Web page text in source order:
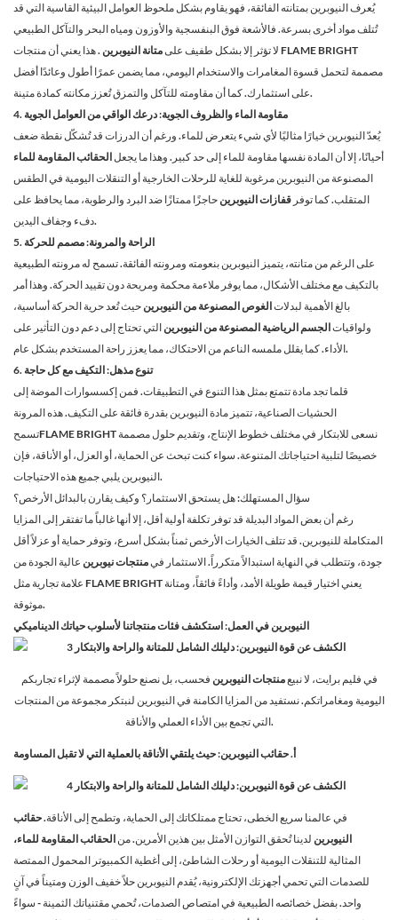
يُعرف النيوبرين بمتانته الفائقة، فهو يقاوم بشكل ملحوظ العوامل البيئية القاسية التي قد
تُتلف مواد أخرى بسرعة. فالأشعة فوق البنفسجية والأوزون ومياه البحر والتآكل الطبيعي
لا تؤثر إلا بشكل طفيف علىمتانة النيوبرين
FLAME BRIGHT
مصممة لتحمل قسوة المغامرات والاستخدام اليومي، مما يضمن عمرًا أطول وعائدًا أفضل
على استثمارك. كما أن مقاومته للتآكل والتمزق تُعزز مكانته كمادة متينة.
4. مقاومة الماء والظروف الجوية: درعك الواقي من العوامل الجوية
يُعدّ النيوبرين خيارًا مثاليًا لأي شيء يتعرض للماء. ورغم أن الدرزات قد تُشكّل نقطة ضعف
أحيانًا، إلا أن المادة نفسها مقاومة للماء إلى حد كبير. وهذا ما يجعلالحقائب المقاومة للماء
المصنوعة من النيوبرين مرغوبة للغاية للرحلات الخارجية أو التنقلات اليومية في الطقس
المتقلب. كما توفر قفازات النيوبرينحاجزًا ممتازًا ضد البرد والرطوبة، مما يحافظ على
دفء وجفاف اليدين.
5. الراحة والمرونة: مصمم للحركة
على الرغم من متانته، يتميز النيوبرين بنعومته ومرونته الفائقة. تسمح له مرونته الطبيعية
بالتكيف مع مختلف الأشكال، مما يوفر ملاءمة محكمة ومريحة دون تقييد الحركة. وهذا أمر
بالغ الأهمية لبدلاتالغوص المصنوعة من النيوبرينحيث تُعد حرية الحركة أساسية،
ولواقياتالجسم الرياضية المصنوعة من النيوبرينالتي تحتاج إلى دعم دون التأثير على
الأداء. كما يقلل ملمسه الناعم من الاحتكاك، مما يعزز راحة المستخدم بشكل عام.
6. تنوع مذهل: التكيف مع كل حاجة
قلما تجد مادة تتمتع بمثل هذا التنوع في التطبيقات. فمن إكسسوارات الموضة إلى
الحشيات الصناعية، تتميز مادة النيوبرين بقدرة فائقة على التكيف. هذه المرونة
تسمحFLAME BRIGHT
خصيصًا لتلبية احتياجاتك المتنوعة. سواء كنت تبحث عن الحماية، أو العزل، أو الأناقة، فإن
النيوبرين يلبي جميع هذه الاحتياجات.
سؤال المستهلك: هل يستحق الاستثمار؟ وكيف يقارن بالبدائل الأرخص؟
رغم أن بعض المواد البديلة قد توفر تكلفة أولية أقل، إلا أنها غالباً ما تفتقر إلى المزايا
المتكاملة للنيوبرين. قد تتلف الخيارات الأرخص ثمناً بشكل أسرع، وتوفر حماية أو عزلاً أقل
جودة، وتتطلب في النهاية استبدالاً متكرراً. الاستثمار فيمنتجات نيوبرين عالية الجودة من
علامة تجارية مثل FLAME BRIGHT يعني اختيار قيمة طويلة الأمد، وأداءً فائقاً، ومتانة
موثوقة.
النيوبرين في العمل: استكشف فئات منتجاتنا لأسلوب حياتك الديناميكي
في فليم برايت، لا نبيعمنتجات النيوبرين فحسب، بل نصنع حلولاً مصممة لإثراء تجاربكم
اليومية ومغامراتكم. نستفيد من المزايا الكامنة في النيوبرين لنبتكر مجموعة من المنتجات
التي تجمع بين الأداء العملي والأناقة.
أ. حقائب النيوبرين: حيث يلتقي الأناقة بالعملية التي لا تقبل المساومة
في عالمنا سريع الخطى، تحتاج ممتلكاتك إلى الحماية، وتطمح إلى الأناقة.حقائب
النيوبرين لدينا تُحقق التوازن الأمثل بين هذين الأمرين. من الحقائب المقاومة للماء،
المثالية للتنقلات اليومية أو رحلات الشاطئ، إلى أغطية الكمبيوتر المحمول الممتصة
للصدمات التي تحمي أجهزتك الإلكترونية، يُقدم النيوبرين حلاً خفيف الوزن ومتيناً في آنٍ
واحد. بفضل خصائصه الطبيعية في امتصاص الصدمات، تُحمي مقتنياتك الثمينة - سواءً